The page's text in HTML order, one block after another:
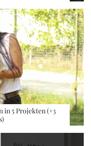
in 5 Projekten (+3